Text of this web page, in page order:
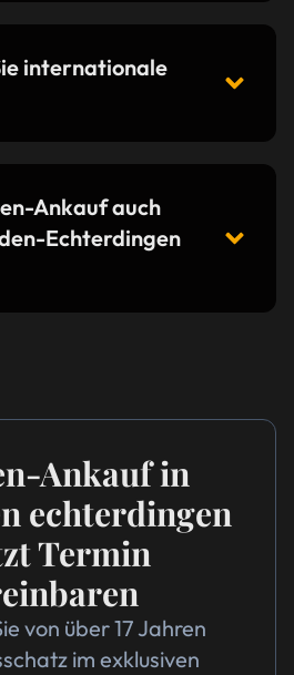
internationale
Ankauf auch
Echterdingen
Ankauf in
echterdingen
Termin
von über 17 Jahren
im exklusiven